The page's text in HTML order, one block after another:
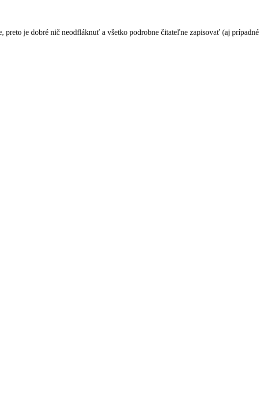
preto je dobré nič neodfláknuť a všetko podrobne čitateľne zapisovať (aj prípadné